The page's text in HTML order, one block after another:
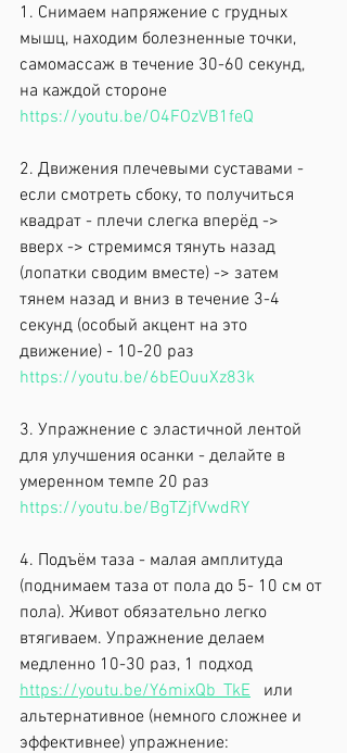
1. Снимаем напряжение с грудных
мышц, находим болезненные точки,
самомассаж в течение 30-60 секунд,
на каждой стороне
https://youtu.be/O4FOzVB1feQ
2. Движения плечевыми суставами -
если смотреть сбоку, то получиться
квадрат - плечи слегка вперёд ->
вверх -> стремимся тянуть назад
(лопатки сводим вместе) -> затем
тянем назад и вниз в течение 3-4
секунд (особый акцент на это
движение) - 10-20 раз
https://youtu.be/6bEOuuXz83k
3. Упражнение с эластичной лентой
для улучшения осанки - делайте в
умеренном темпе 20 раз
https://youtu.be/BgTZjfVwdRY
4. Подъём таза - малая амплитуда
(поднимаем таза от пола до 5- 10 см от
пола). Живот обязательно легко
втягиваем. Упражнение делаем
медленно 10-30 раз, 1 подход
https://youtu.be/Y6mixQb_TkE
   или
альтернативное (немного сложнее и
эффективнее) упражнение: